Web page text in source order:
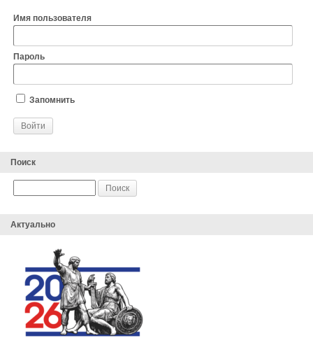
Имя пользователя
Пароль
Запомнить
Поиск
Актуально